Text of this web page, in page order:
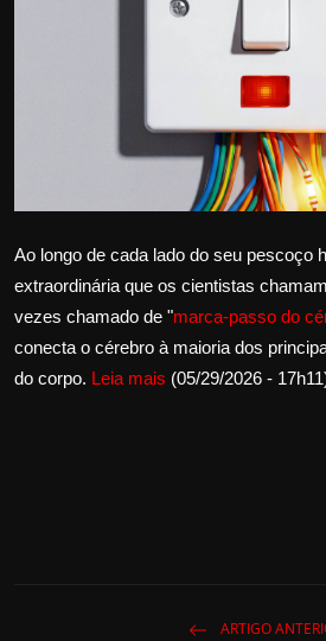
Saúde
Esportes
Ao longo de cada lado do seu pescoço
extraordinária que os cientistas
vezes chamado de "marca-passo do
conecta o cérebro à maioria dos
do corpo. Leia mais (05/29/2026 -
ARTIGO